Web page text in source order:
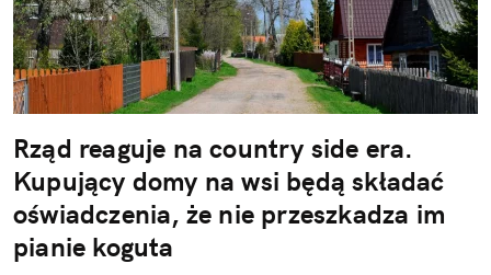
Rząd reaguje na country side era.
Kupujący domy na wsi będą składać
oświadczenia, że nie przeszkadza im
pianie koguta